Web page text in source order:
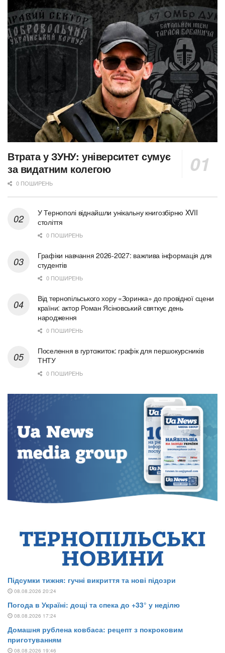
Втрата у ЗУНУ: університет сумує
за видатним колегою
0 ПОШИРЕНЬ
У Тернополі віднайшли унікальну книгозбірню XVII
століття
0 ПОШИРЕНЬ
Графіки навчання 2026-2027: важлива інформація для
студентів
0 ПОШИРЕНЬ
Від тернопільського хору «Зоринка» до провідної сцени
країни: актор Роман Ясіновський святкує день
народження
0 ПОШИРЕНЬ
Поселення в гуртожиток: графік для першокурсників
ТНТУ
0 ПОШИРЕНЬ